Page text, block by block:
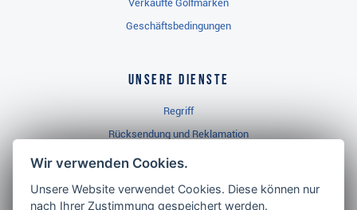
Verkaufte Golfmarken
Geschäftsbedingungen
Unsere Dienste
Regriff
Rücksendung und Reklamation
Widerrufsbelehrung
Wir verwenden Cookies.
Unsere Website verwendet Cookies. Diese können nur
nach Ihrer Zustimmung gespeichert werden.